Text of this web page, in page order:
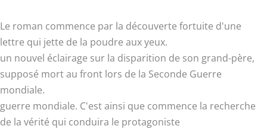
Le roman commence par la découverte fortuite d'une
lettre qui jette de la poudre aux yeux.
un nouvel éclairage sur la disparition de son grand-père,
supposé mort au front lors de la Seconde Guerre
mondiale.
guerre mondiale. C'est ainsi que commence la recherche
de la vérité qui conduira le protagoniste